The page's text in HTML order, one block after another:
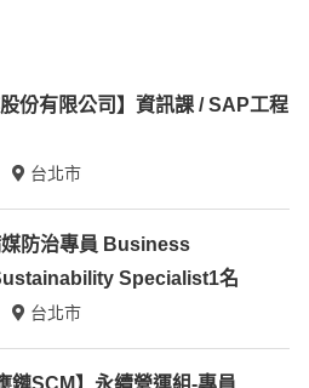
股份有限公司】資訊課 / SAP工程
台北市
防治專員 Business
Specialist1名
台北市
鏈SCM】永續營運組-專員